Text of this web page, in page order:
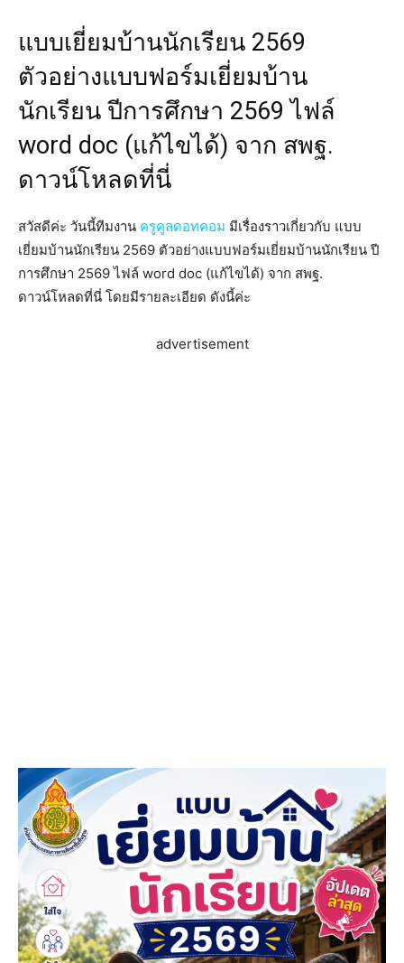
แบบเยี่ยมบ้านนักเรียน 2569
ตัวอย่างแบบฟอร์มเยี่ยมบ้าน
นักเรียน ปีการศึกษา 2569 ไฟล์
word doc (แก้ไขได้) จาก สพฐ.
ดาวน์โหลดที่นี่
สวัสดีค่ะ วันนี้ทีมงาน ครูคูลดอทคอม มีเรื่องราวเกี่ยวกับ แบบ
เยี่ยมบ้านนักเรียน 2569 ตัวอย่างแบบฟอร์มเยี่ยมบ้านนักเรียน ปี
การศึกษา 2569 ไฟล์ word doc (แก้ไขได้) จาก สพฐ.
ดาวน์โหลดที่นี่ โดยมีรายละเอียด ดังนี้ค่ะ
advertisement